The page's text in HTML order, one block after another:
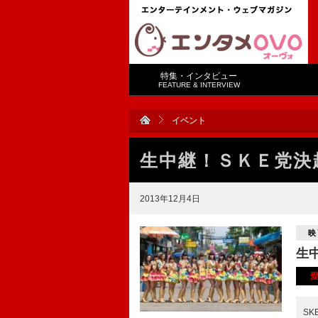
特集・インタビュー
FEATURE & INTERVIEW
イベント
生中継！ＳＫＥ党
2013年12月4日
生